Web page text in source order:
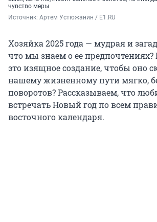
чувство меры
Источник: Артем Устюжанин / E1.RU
Хозяйка 2025 года — мудрая и
что мы знаем о ее предпочтениях?
это изящное создание, чтобы оно
нашему жизненному пути мягко,
поворотов? Рассказываем, что
встречать Новый год по всем
восточного календаря.